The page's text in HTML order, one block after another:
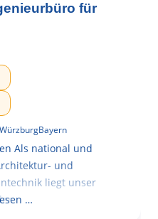
für
WürzburgBayern
Als national und
und
liegt unser
…